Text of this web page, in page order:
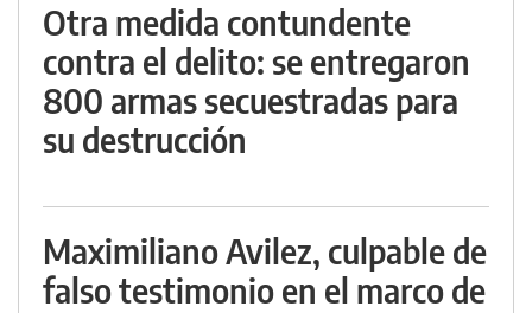
Otra medida contundente
contra el delito: se entregaron
800 armas secuestradas para
su destrucción
Maximiliano Avilez, culpable de
falso testimonio en el marco de